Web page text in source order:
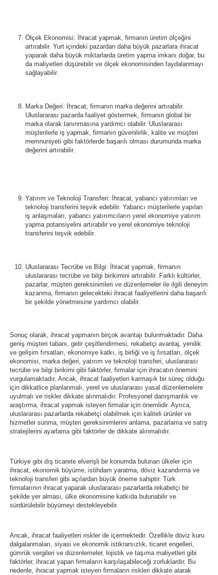
Ölçek Ekonomisi: İhracat yapmak, firmanın üretim ölçeğini
artırabilir. Yurt içindeki pazardan daha büyük pazarlara ihracat
yaparak daha büyük miktarlarda üretim yapma imkanı doğar, bu
da maliyetleri düşürebilir ve ölçek ekonomisinden faydalanmayı
sağlayabilir.
Marka Değeri: İhracat, firmanın marka değerini artırabilir.
Uluslararası pazarda faaliyet göstermek, firmanın global bir
marka olarak tanınmasına yardımcı olabilir. Uluslararası
müşterilerle iş yapmak, firmanın güvenilirlik, kalite ve müşteri
memnuniyeti gibi faktörlerde başarılı olması durumunda marka
değerini artırabilir.
Yatırım ve Teknoloji Transferi: İhracat, yabancı yatırımları ve
teknoloji transferini teşvik edebilir. Yabancı müşterilerle yapılan
iş anlaşmaları, yabancı yatırımcıların yerel ekonomiye yatırım
yapma potansiyelini artırabilir ve yerel ekonomiye teknoloji
transferini teşvik edebilir.
Uluslararası Tecrübe ve Bilgi: İhracat yapmak, firmanın
uluslararası tecrübe ve bilgi birikimini artırabilir. Farklı kültürler,
pazarlar, müşteri gereksinimleri ve düzenlemeler ile ilgili deneyim
kazanma, firmanın gelecekteki ihracat faaliyetlerini daha başarılı
bir şekilde yönetmesine yardımcı olabilir.
Sonuç olarak, ihracat yapmanın birçok avantajı bulunmaktadır. Daha
geniş müşteri tabanı, gelir çeşitlendirmesi, rekabetçi avantaj, yenilik
ve gelişim fırsatları, ekonomiye katkı, iş birliği ve iş fırsatları, ölçek
ekonomisi, marka değeri, yatırım ve teknoloji transferi, uluslararası
tecrübe ve bilgi birikimi gibi faktörler, firmalar için ihracatın önemini
vurgulamaktadır. Ancak, ihracat faaliyetleri karmaşık bir süreç olduğu
için dikkatlice planlanmalı, yerel ve uluslararası yasal düzenlemelere
uyulmalı ve riskler dikkate alınmalıdır. Profesyonel danışmanlık ve
araştırma, ihracat yapmak isteyen firmalar için önemlidir. Ayrıca,
uluslararası pazarlarda rekabetçi olabilmek için kaliteli ürünler ve
hizmetler sunma, müşteri gereksinimlerini anlama, pazarlama ve satış
stratejilerini ayarlama gibi faktörler de dikkate alınmalıdır.
Türkiye gibi dış ticarete elverişli bir konumda bulunan ülkeler için
ihracat, ekonomik büyüme, istihdam yaratma, döviz kazandırma ve
teknoloji transferi gibi açılardan büyük öneme sahiptir. Türk
firmalarının ihracat yaparak uluslararası pazarlarda rekabetçi bir
şekilde yer alması, ülke ekonomisine katkıda bulunabilir ve
sürdürülebilir büyümeyi destekleyebilir.
Ancak, ihracat faaliyetleri riskler de içermektedir. Özellikle döviz kuru
dalgalanmaları, siyasi ve ekonomik istikrarsızlık, ticaret engelleri,
gümrük vergileri ve düzenlemeler, lojistik ve taşıma maliyetleri gibi
faktörler, ihracat yapan firmaların karşılaşabileceği zorluklardır. Bu
nedenle, ihracat yapmak isteyen firmaların riskleri dikkate alarak